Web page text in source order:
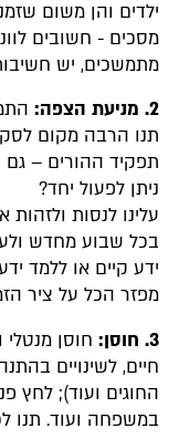
ילדים והן משום
מסכים - חשובים
מתמשכים, יש
2. מניעת הצפה:
תנו הרבה מקום
תפקיד ההורים –
ניתן לפעול יחד?
עלינו לנסות
בכל שבוע מחדש
ידע קיים או ללמד
מפזר הכל על ציר
3. חוסן:
חוסן
חיים, לשינויים
החוגים ועוד); לחץ
במשפחה ועוד. תנו